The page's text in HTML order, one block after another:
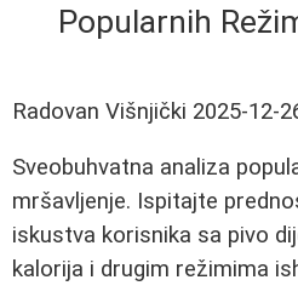
Popularnih
Radovan Višnjički 2025-12-
Sveobuhvatna analiza
mršavljenje. Ispitajte
iskustva korisnika sa pivo
kalorija i drugim režimima